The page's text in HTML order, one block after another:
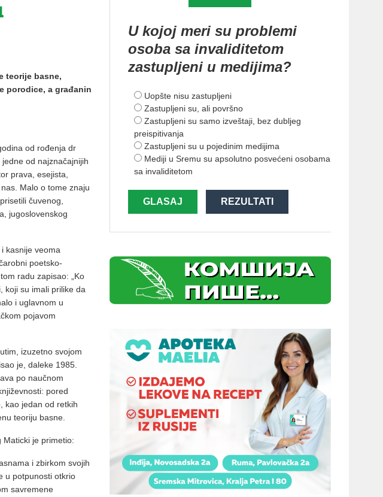
teorije basne,
porodice, a građanin
od rođenja dr
od najznačajnijih
prava, esejista,
Malo o tome znaju
čuvenog,
jugoslovenskog
kasnije veoma
poetsko-
radu zapisao: „Ko
koji su imali prilike da
i uglavnom u
pojavom
izuzetno svojom
je, daleke 1985.
po naučnom
pored
kao jedan od retkih
teoriju basne.
Maticki je primetio:
i zbirkom svojih
u potpunosti otkrio
savremene
U kojoj meri su problemi
osoba sa invaliditetom
zastupljeni u medijima?
Uopšte nisu zastupljeni
Zastupljeni su, ali površno
Zastupljeni su samo izveštaji, bez dubljeg
preispitivanja
Zastupljeni su u pojedinim medijima
Mediji u Sremu su apsolutno posvećeni osobama
sa invaliditetom
GLASAJ REZULTATI